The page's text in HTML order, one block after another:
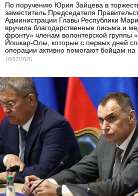
По поручению Юрия Зайцева в
заместитель Председателя
Администрации Главы Республики
вручила благодарственные письма и
фронту» членам волонтерской группы
Йошкар-Олы, которые с первых дней
операции активно помогают бойцам на
18/07/2026